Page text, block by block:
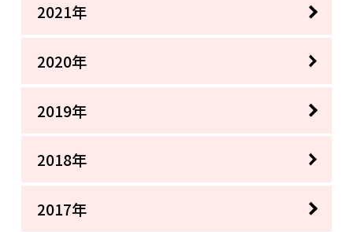
2021年
2020年
2019年
2018年
2017年